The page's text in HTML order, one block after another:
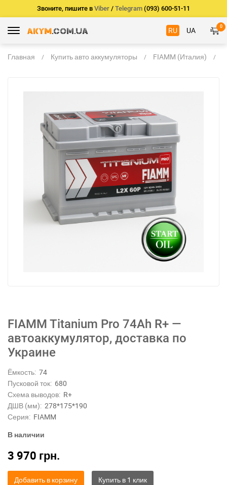
Звоните, пишите в Viber / Telegram (093) 600-51-11
RU UA 0
Главная Купить авто аккумуляторы FIAMM (Италия)
FIAMM Titanium Pro 74Ah R+ —
автоаккумулятор, доставка по
Украине
Ёмкость: 74
Пусковой ток: 680
Схема выводов: R+
ДШВ (мм): 278*175*190
Серия: FIAMM
В наличии
3 970 грн.
Добавить в корзину